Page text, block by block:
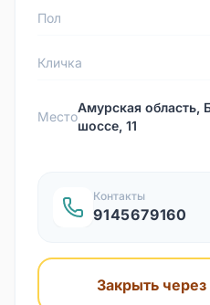
Пол
Кличка
Место
Амурская область,
шоссе, 11
Контакты
9145679160
Закрыть